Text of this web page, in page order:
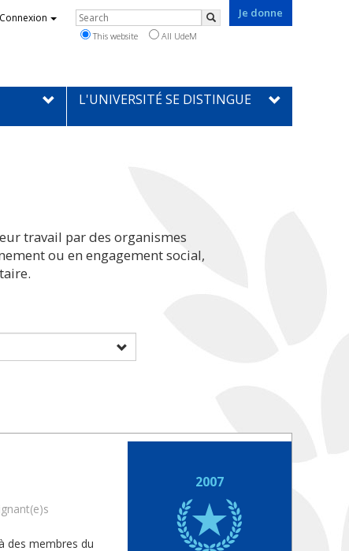
Je donne
Connexion Rechercher
Search
This website All UdeM
L'UNIVERSITÉ SE DISTINGUE
travail par des organismes
ou en engagement social,
des membres du
2007